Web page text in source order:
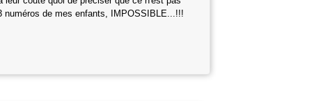
numéros de mes enfants, IMPOSSIBLE...!!!